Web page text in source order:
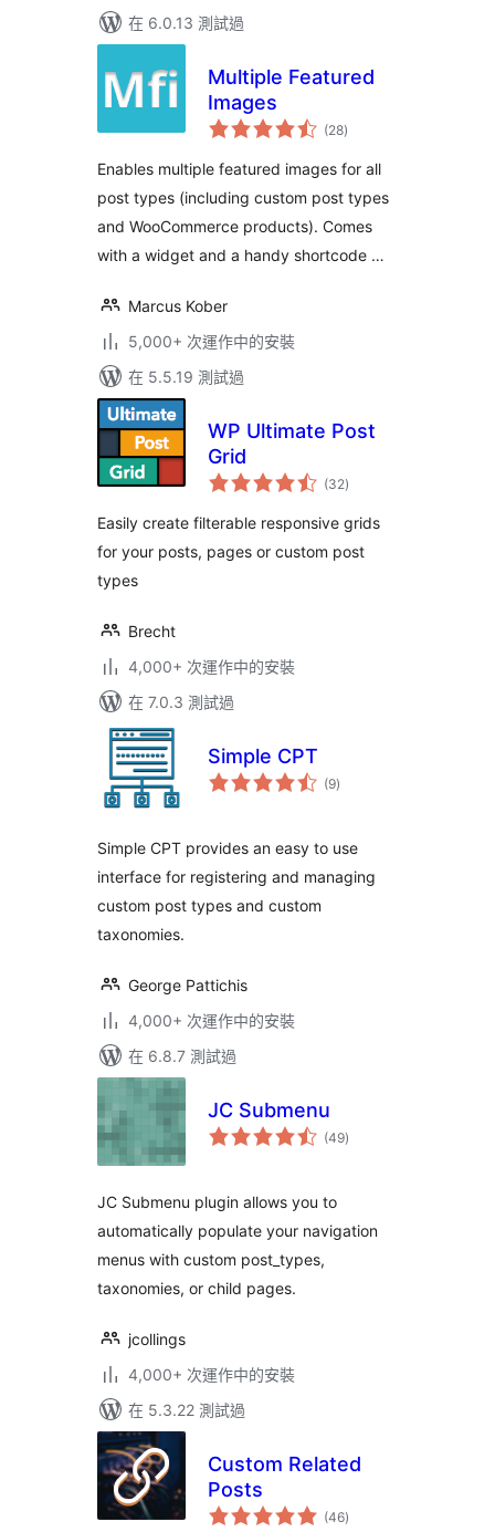
在 6.0.13 測試過
Multiple Featured
Images
(28總
評)
Enables multiple featured images for all
post types (including custom post types
and WooCommerce products). Comes
with a widget and a handy shortcode …
Marcus Kober
5,000+ 次運作中的安裝
在 5.5.19 測試過
WP Ultimate Post
Grid
(32總
評)
Easily create filterable responsive grids
for your posts, pages or custom post
types
Brecht
4,000+ 次運作中的安裝
在 7.0.3 測試過
Simple CPT
(9總
評)
Simple CPT provides an easy to use
interface for registering and managing
custom post types and custom
taxonomies.
George Pattichis
4,000+ 次運作中的安裝
在 6.8.7 測試過
JC Submenu
(49總
評)
JC Submenu plugin allows you to
automatically populate your navigation
menus with custom post_types,
taxonomies, or child pages.
jcollings
4,000+ 次運作中的安裝
在 5.3.22 測試過
Custom Related
Posts
(46總
評)